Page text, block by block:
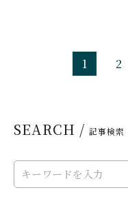
1 2
SEARCH / 記事検索